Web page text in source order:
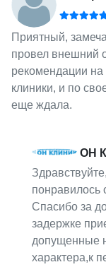
Приятный,
провел внешний
рекомендации
клиники, и по
еще ждала.
ОН
понравилось
Спасибо за
задержке
допущенные
характера,к